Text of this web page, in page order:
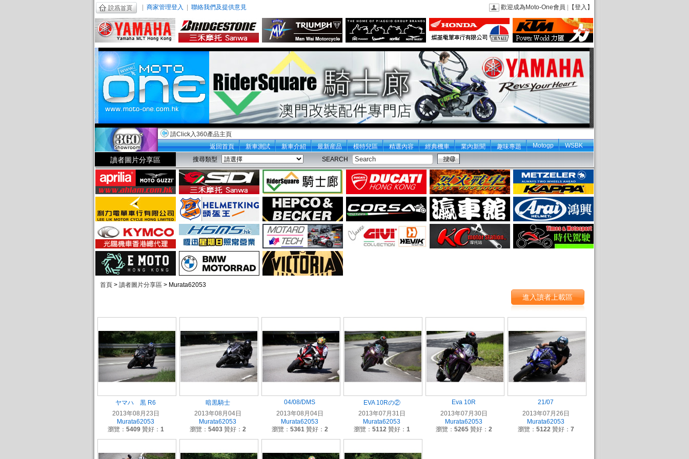
商家管理登入 聯絡我們及提供意見 歡迎成為Moto-One會員 【登入】
請Click入360產品主頁
返回首頁
新車測試 新車介紹 最新産品 模特兒區 精選內容 經典機車 業內新聞 趣味專題 Motogp WSBK
讀者圖片分享區 搜尋類型 SEARCH
首頁 > 讀者圖片分享區 > Murata62053
進入讀者上載區
ヤマハ 黒 R6
2013年08月23日
Murata62053
瀏覽： 5409贊好： 1
暗黒騎士
2013年08月04日
Murata62053
瀏覽： 5403贊好： 2
04/08/DMS
2013年08月04日
Murata62053
瀏覽： 5361贊好： 2
EVA 10Rの②
2013年07月31日
Murata62053
瀏覽： 5112贊好： 1
Eva 10R
2013年07月30日
Murata62053
瀏覽： 5265贊好： 2
21/07
2013年07月26日
Murata62053
瀏覽： 5122贊好： 7